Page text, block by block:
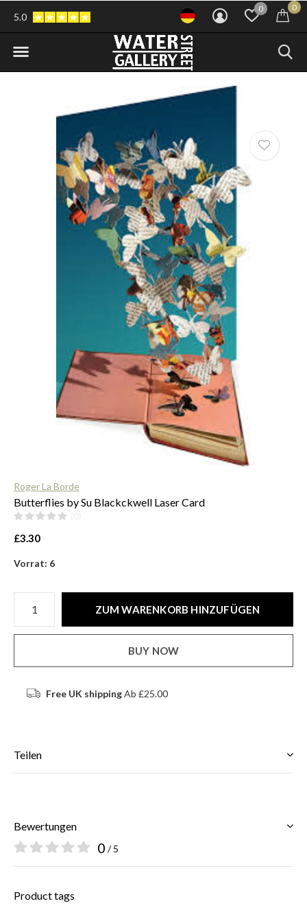
0 0
5.0
Roger La Borde
Butterflies by Su Blackckwell Laser Card
£3.30
Vorrat: 6
ZUM WARENKORB HINZUFÜGEN
BUY NOW
Free UK shippingAb £25.00
Teilen
Bewertungen
0 / 5
Product tags